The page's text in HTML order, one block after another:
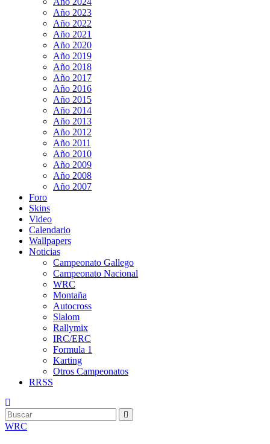
Año 2023
Año 2022
Año 2021
Año 2020
Año 2019
Año 2018
Año 2017
Año 2016
Año 2015
Año 2014
Año 2013
Año 2012
Año 2011
Año 2010
Año 2009
Año 2008
Año 2007
Foro
Skins
Video
Calendario
Wallpapers
Noticias
Campeonato Gallego
Campeonato Nacional
WRC
Montaña
Autocross
Slalom
Rallymix
IRC/ERC
Formula 1
Karting
Otros Campeonatos
RRSS
WRC